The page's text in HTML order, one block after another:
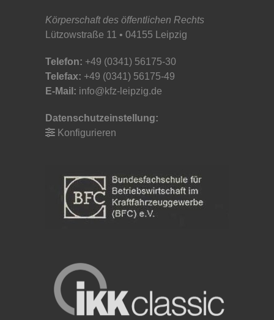
Körperschaft des öffentlichen Rechts
Lützowstraße 11 • 04155 Leipzig
Telefon: +49 (0341) 56175-30
Telefax: +49 (0341) 56175-49
E-Mail: info@kfz-leipzig.de
Datenschutzeinstellung:
Konfigurieren